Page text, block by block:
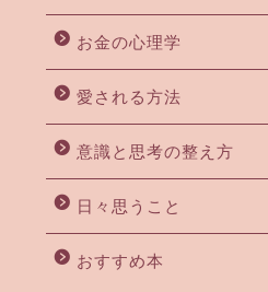
お金の心理学
愛される方法
意識と思考の整え方
日々思うこと
おすすめ本